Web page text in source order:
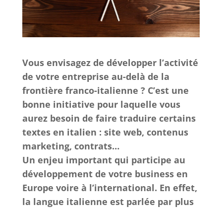
Vous envisagez de développer l’activité
de votre entreprise au-delà de la
frontière franco-italienne ? C’est une
bonne initiative pour laquelle vous
aurez besoin de faire traduire certains
textes en italien : site web, contenus
marketing, contrats…
Un enjeu important qui participe au
développement de votre business en
Europe voire à l’international. En effet,
la langue italienne est parlée par plus